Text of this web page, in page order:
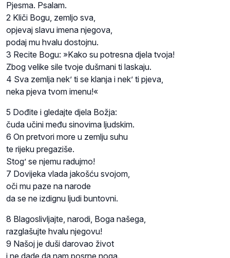
Pjesma. Psalam.
2 Kliči Bogu, zemljo sva,
opjevaj slavu imena njegova,
podaj mu hvalu dostojnu.
3 Recite Bogu: »Kako su potresna djela tvoja!
Zbog velike sile tvoje dušmani ti laskaju.
4 Sva zemlja nek’ ti se klanja i nek’ ti pjeva,
neka pjeva tvom imenu!«
5 Dođite i gledajte djela Božja:
čuda učini među sinovima ljudskim.
6 On pretvori more u zemlju suhu
te rijeku pregaziše.
Stog’ se njemu radujmo!
7 Dovijeka vlada jakošću svojom,
oči mu paze na narode
da se ne izdignu ljudi buntovni.
8 Blagoslivljajte, narodi, Boga našega,
razglašujte hvalu njegovu!
9 Našoj je duši darovao život
i ne dade da nam posrne noga.